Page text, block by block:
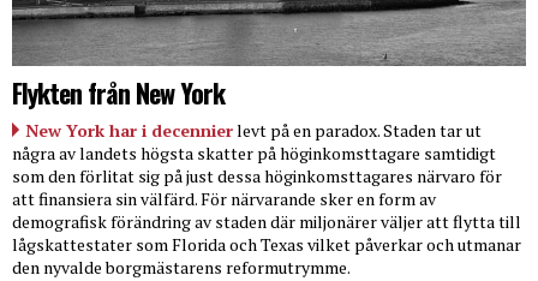
Flykten från New York
New York har i decennierlevt på en paradox. Staden tar ut
några av landets högsta skatter på höginkomsttagare samtidigt
som den förlitat sig på just dessa höginkomsttagares närvaro för
att finansiera sin välfärd. För närvarande sker en form av
demografisk förändring av staden där miljonärer väljer att flytta till
lågskattestater som Florida och Texas vilket påverkar och utmanar
den nyvalde borgmästarens reformutrymme.